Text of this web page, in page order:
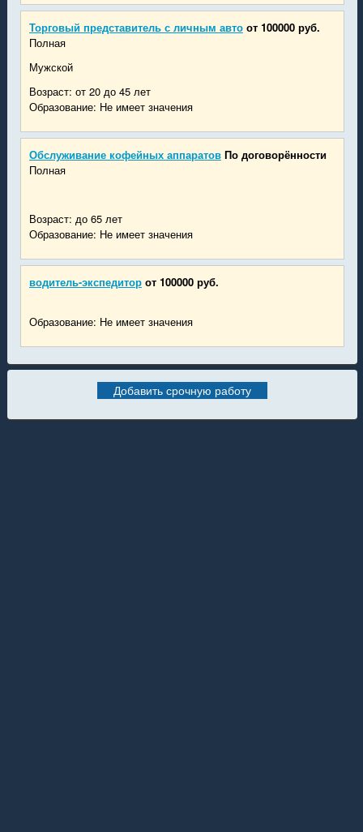
Торговый представитель с личным авто от 100000 руб.
Полная
Мужской
Возраст: от 20 до 45 лет
Образование: Не имеет значения
Обслуживание кофейных аппаратов По договорённости
Полная
Возраст: до 65 лет
Образование: Не имеет значения
водитель-экспедитор от 100000 руб.
Образование: Не имеет значения
Добавить срочную работу